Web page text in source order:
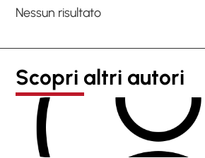
Nessun risultato
Scopri altri autori